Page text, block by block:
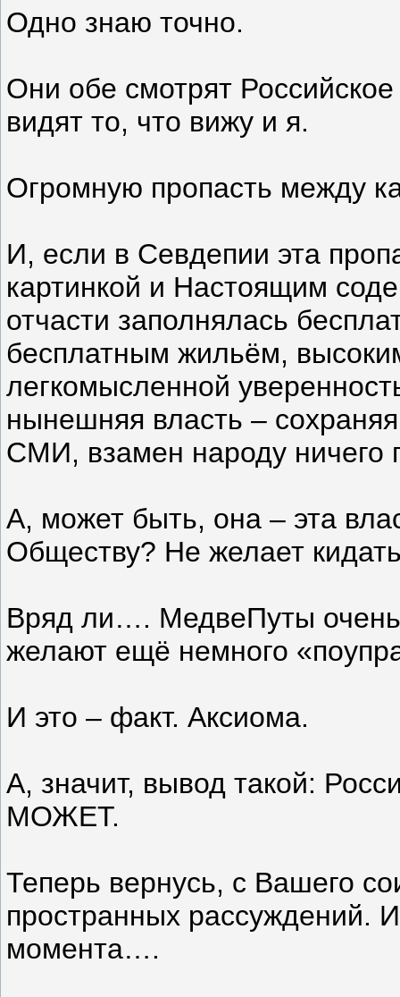
Одно знаю точно.
Они обе смотрят
видят то, что вижу и я.
Огромную пропасть между
И, если в Севдепии эта
картинкой и Настоящим
отчасти заполнялась
бесплатным жильём,
легкомысленной
нынешняя власть –
СМИ, взамен народу ничего
А, может быть, она – эта
Обществу? Не желает
Вряд ли…. МедвеПуты очень
желают ещё немного
И это – факт. Аксиома.
А, значит, вывод такой:
МОЖЕТ.
Теперь вернусь, с Вашего
пространных рассуждений.
момента….